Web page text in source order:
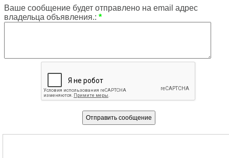
Ваше сообщение будет отправлено на email адрес
владельца объявления.: *